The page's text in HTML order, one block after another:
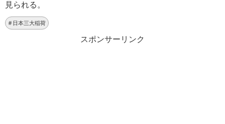
見られる。
日本三大稲荷
スポンサーリンク